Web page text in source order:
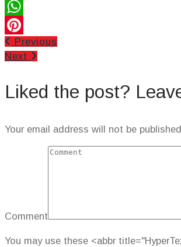
Twitter
WhatsApp
Pinterest
Previous
Next
Liked the post?
Your email address will not be
Comment
You may use these <abbr